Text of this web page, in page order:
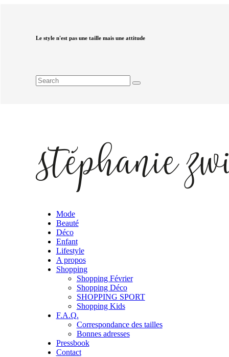
Le style n'est pas une taille mais une attitude
Mode
Beauté
Déco
Enfant
Lifestyle
A propos
Shopping
Shopping Février
Shopping Déco
SHOPPING SPORT
Shopping Kids
F.A.Q.
Correspondance des tailles
Bonnes adresses
Pressbook
Contact